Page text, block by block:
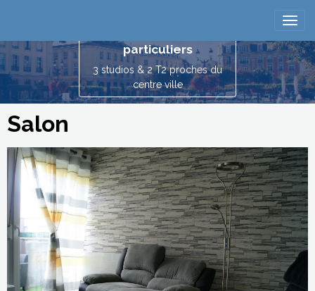
particuliers
3 studios & 2 T2 proches du
centre ville
Salon